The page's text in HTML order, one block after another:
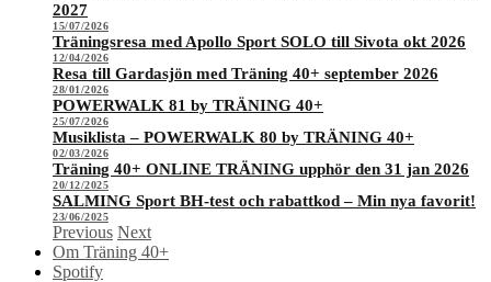
2027
15/07/2026
Träningsresa med Apollo Sport SOLO till Sivota okt 2026
12/04/2026
Resa till Gardasjön med Träning 40+ september 2026
28/01/2026
POWERWALK 81 by TRÄNING 40+
25/07/2026
Musiklista – POWERWALK 80 by TRÄNING 40+
02/03/2026
Träning 40+ ONLINE TRÄNING upphör den 31 jan 2026
20/12/2025
SALMING Sport BH-test och rabattkod – Min nya favorit!
23/06/2025
Previous Next
Om Träning 40+
Spotify